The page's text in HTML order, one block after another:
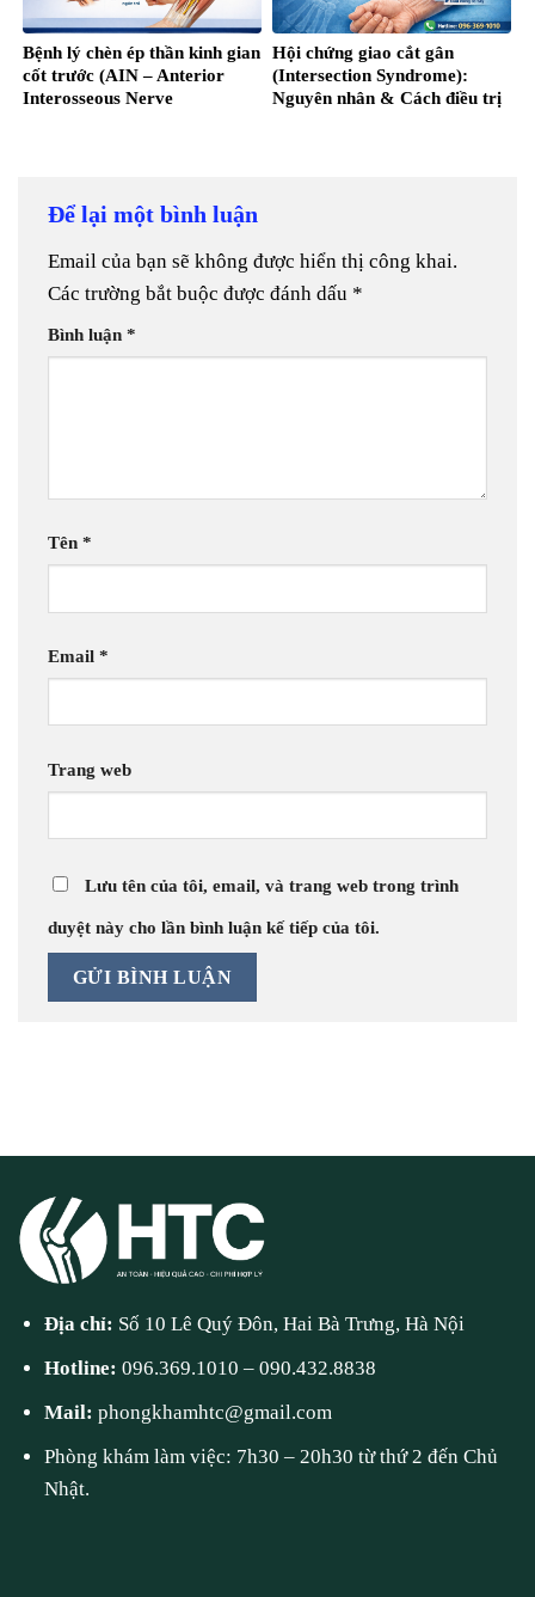
Bệnh lý chèn ép thần kinh gian
cốt trước (AIN – Anterior
Interosseous Nerve
Hội chứng giao cắt gân
(Intersection Syndrome):
Nguyên nhân & Cách điều trị
Để lại một bình luận
Email của bạn sẽ không được hiển thị công khai.
Các trường bắt buộc được đánh dấu *
Bình luận *
Tên *
Email *
Trang web
Lưu tên của tôi, email, và trang web trong trình
duyệt này cho lần bình luận kế tiếp của tôi.
Địa chỉ: Số 10 Lê Quý Đôn, Hai Bà Trưng, Hà Nội
Hotline:096.369.1010 –090.432.8838
Mail:phongkhamhtc@gmail.com
Phòng khám làm việc: 7h30 – 20h30 từ thứ 2 đến Chủ
Nhật.